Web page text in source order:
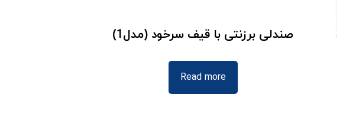
صندلی برزنتی با قیف سرخود (مدل1)
Read more